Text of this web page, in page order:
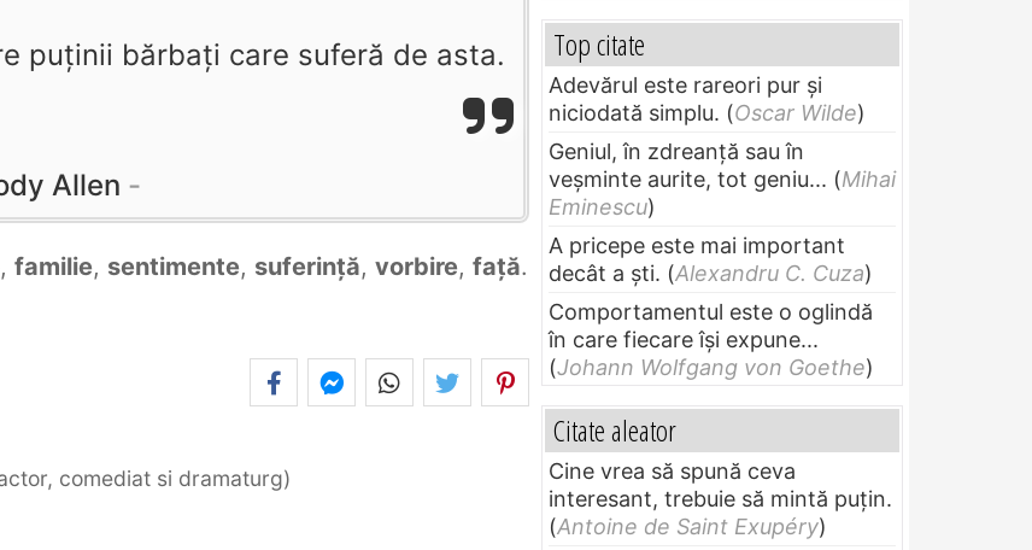
puţinii bărbaţi care suferă de asta.
Allen
, familie, sentimente, suferință, vorbire, față.
comediat si dramaturg
Top citate
Adevărul este rareori pur și
niciodată simplu. (Oscar Wilde)
Geniul, în zdreanţă sau în
veşminte aurite, tot geniu... (Mihai
Eminescu)
A pricepe este mai important
decât a ști. (Alexandru C. Cuza)
Comportamentul este o oglindă
în care fiecare își expune...
(Johann Wolfgang von Goethe)
Citate aleator
Cine vrea să spună ceva
interesant, trebuie să mintă puțin.
(Antoine de Saint Exupéry)